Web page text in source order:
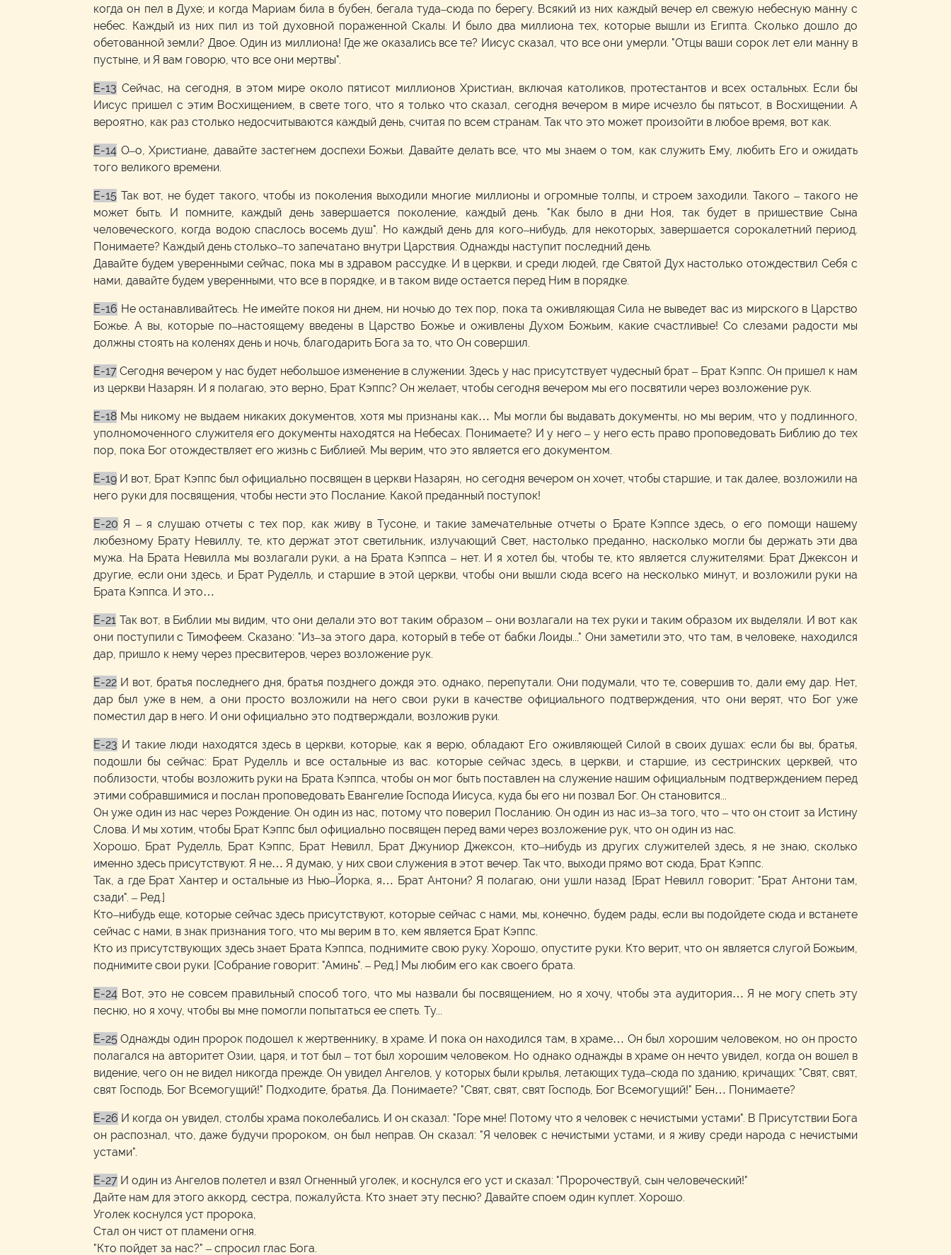
когда он пел в Духе; и когда Мариам била в бубен, бегала туда–сюда по берегу. Всякий из них каждый вечер ел свежую небесную манну с
небес. Каждый из них пил из той духовной пораженной Скалы. И было два миллиона тех, которые вышли из Египта. Сколько дошло до
обетованной земли? Двое. Один из миллиона! Где же оказались все те? Иисус сказал, что все они умерли. "Отцы ваши сорок лет ели манну в
пустыне, и Я вам говорю, что все они мертвы".
E-13 Сейчас, на сегодня, в этом мире около пятисот миллионов Христиан, включая католиков, протестантов и всех остальных. Если бы
Иисус пришел с этим Восхищением, в свете того, что я только что сказал, сегодня вечером в мире исчезло бы пятьсот, в Восхищении. А
вероятно, как раз столько недосчитываются каждый день, считая по всем странам. Так что это может произойти в любое время, вот как.
E-14 О–о, Христиане, давайте застегнем доспехи Божьи. Давайте делать все, что мы знаем о том, как служить Ему, любить Его и ожидать
того великого времени.
E-15 Так вот, не будет такого, чтобы из поколения выходили многие миллионы и огромные толпы, и строем заходили. Такого – такого не
может быть. И помните, каждый день завершается поколение, каждый день. "Как было в дни Ноя, так будет в пришествие Сына
человеческого, когда водою спаслось восемь душ". Но каждый день для кого–нибудь, для некоторых, завершается сорокалетний период.
Понимаете? Каждый день столько–то запечатано внутри Царствия. Однажды наступит последний день.
Давайте будем уверенными сейчас, пока мы в здравом рассудке. И в церкви, и среди людей, где Святой Дух настолько отождествил Себя с
нами, давайте будем уверенными, что все в порядке, и в таком виде остается перед Ним в порядке.
E-16 Не останавливайтесь. Не имейте покоя ни днем, ни ночью до тех пор, пока та оживляющая Сила не выведет вас из мирского в Царство
Божье. А вы, которые по–настоящему введены в Царство Божье и оживлены Духом Божьим, какие счастливые! Со слезами радости мы
должны стоять на коленях день и ночь, благодарить Бога за то, что Он совершил.
E-17 Сегодня вечером у нас будет небольшое изменение в служении. Здесь у нас присутствует чудесный брат – Брат Кэппс. Он пришел к нам
из церкви Назарян. И я полагаю, это верно, Брат Кэппс? Он желает, чтобы сегодня вечером мы его посвятили через возложение рук.
E-18 Мы никому не выдаем никаких документов, хотя мы признаны как… Мы могли бы выдавать документы, но мы верим, что у подлинного,
уполномоченного служителя его документы находятся на Небесах. Понимаете? И у него – у него есть право проповедовать Библию до тех
пор, пока Бог отождествляет его жизнь с Библией. Мы верим, что это является его документом.
E-19 И вот, Брат Кэппс был официально посвящен в церкви Назарян, но сегодня вечером он хочет, чтобы старшие, и так далее, возложили на
него руки для посвящения, чтобы нести это Послание. Какой преданный поступок!
E-20 Я – я слушаю отчеты с тех пор, как живу в Тусоне, и такие замечательные отчеты о Брате Кэппсе здесь, о его помощи нашему
любезному Брату Невиллу, те, кто держат этот светильник, излучающий Свет, настолько преданно, насколько могли бы держать эти два
мужа. На Брата Невилла мы возлагали руки, а на Брата Кэппса – нет. И я хотел бы, чтобы те, кто является служителями: Брат Джексон и
другие, если они здесь, и Брат Руделль, и старшие в этой церкви, чтобы они вышли сюда всего на несколько минут, и возложили руки на
Брата Кэппса. И это…
E-21 Так вот, в Библии мы видим, что они делали это вот таким образом – они возлагали на тех руки и таким образом их выделяли. И вот как
они поступили с Тимофеем. Сказано: "Из–за этого дара, который в тебе от бабки Лоиды..." Они заметили это, что там, в человеке, находился
дар, пришло к нему через пресвитеров, через возложение рук.
E-22 И вот, братья последнего дня, братья позднего дождя это. однако, перепутали. Они подумали, что те, совершив то, дали ему дар. Нет,
дар был уже в нем, а они просто возложили на него свои руки в качестве официального подтверждения, что они верят, что Бог уже
поместил дар в него. И они официально это подтверждали, возложив руки.
E-23 И такие люди находятся здесь в церкви, которые, как я верю, обладают Его оживляющей Силой в своих душах: если бы вы, братья,
подошли бы сейчас: Брат Руделль и все остальные из вас. которые сейчас здесь, в церкви, и старшие, из сестринских церквей, что
поблизости, чтобы возложить руки на Брата Кэппса, чтобы он мог быть поставлен на служение нашим официальным подтверждением перед
этими собравшимися и послан проповедовать Евангелие Господа Иисуса, куда бы его ни позвал Бог. Он становится...
Он уже один из нас через Рождение. Он один из нас, потому что поверил Посланию. Он один из нас из–за того, что – что он стоит за Истину
Слова. И мы хотим, чтобы Брат Кэппс был официально посвящен перед вами через возложение рук, что он один из нас.
Хорошо, Брат Руделль, Брат Кэппс, Брат Невилл, Брат Джуниор Джексон, кто–нибудь из других служителей здесь, я не знаю, сколько
именно здесь присутствуют. Я не… Я думаю, у них свои служения в этот вечер. Так что, выходи прямо вот сюда, Брат Кэппс.
Так, а где Брат Хантер и остальные из Нью–Йорка, я… Брат Антони? Я полагаю, они ушли назад. [Брат Невилл говорит: "Брат Антони там,
сзади". – Ред.]
Кто–нибудь еще, которые сейчас здесь присутствуют, которые сейчас с нами, мы, конечно, будем рады, если вы подойдете сюда и встанете
сейчас с нами, в знак признания того, что мы верим в то, кем является Брат Кэппс.
Кто из присутствующих здесь знает Брата Кэппса, поднимите свою руку. Хорошо, опустите руки. Кто верит, что он является слугой Божьим,
поднимите свои руки. [Собрание говорит: "Аминь". – Ред.] Мы любим его как своего брата.
E-24 Вот, это не совсем правильный способ того, что мы назвали бы посвящением, но я хочу, чтобы эта аудитория… Я не могу спеть эту
песню, но я хочу, чтобы вы мне помогли попытаться ее спеть. Ту...
E-25 Однажды один пророк подошел к жертвеннику, в храме. И пока он находился там, в храме… Он был хорошим человеком, но он просто
полагался на авторитет Озии, царя, и тот был – тот был хорошим человеком. Но однако однажды в храме он нечто увидел, когда он вошел в
видение, чего он не видел никогда прежде. Он увидел Ангелов, у которых были крылья, летающих туда–сюда по зданию, кричащих: "Свят, свят,
свят Господь, Бог Всемогущий!" Подходите, братья. Да. Понимаете? "Свят, свят, свят Господь, Бог Всемогущий!" Бен… Понимаете?
E-26 И когда он увидел, столбы храма поколебались. И он сказал: "Горе мне! Потому что я человек с нечистыми устами". В Присутствии Бога
он распознал, что, даже будучи пророком, он был неправ. Он сказал: "Я человек с нечистыми устами, и я живу среди народа с нечистыми
устами".
E-27 И один из Ангелов полетел и взял Огненный уголек, и коснулся его уст и сказал: "Пророчествуй, сын человеческий!"
Дайте нам для этого аккорд, сестра, пожалуйста. Кто знает эту песню? Давайте споем один куплет. Хорошо.
Уголек коснулся уст пророка,
Стал он чист от пламени огня.
"Кто пойдет за нас?" – спросил глас Бога.